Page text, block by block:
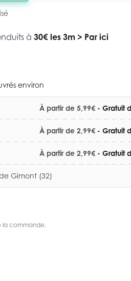
à 30€ les 3m > Par ici
environ
À partir de 5,99€ - Gratuit
À partir de 2,99€ - Gratuit
À partir de 2,99€ - Gratuit
Gimont (32)
la commande.